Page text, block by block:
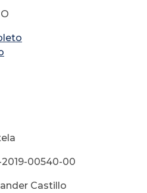
00540-00
Castillo